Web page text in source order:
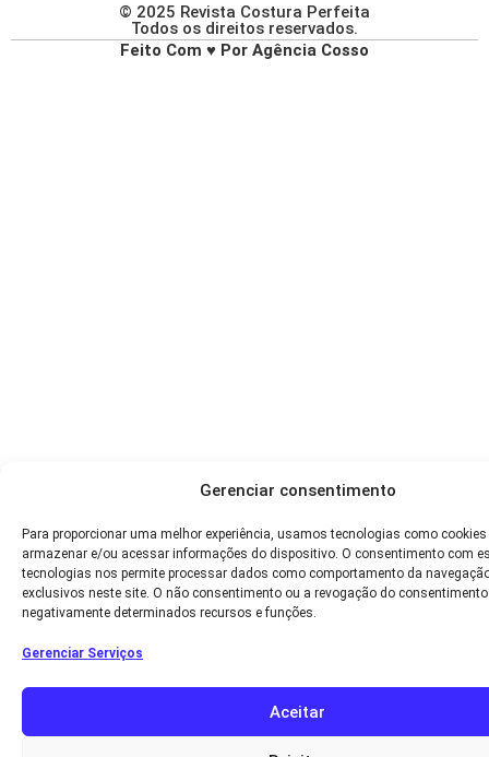
Gerenciar consentimento
Para proporcionar uma melhor experiência, usamos tecnologias como cookies
armazenar e/ou acessar informações do dispositivo. O consentimento com
tecnologias nos permite processar dados como comportamento da
exclusivos neste site. O não consentimento ou a revogação do
negativamente determinados recursos e funções.
Gerenciar Serviços
Aceitar
© 2025 Revista Costura Perfeita
Todos os direitos reservados.
Feito Com ♥ Por Agência Cosso